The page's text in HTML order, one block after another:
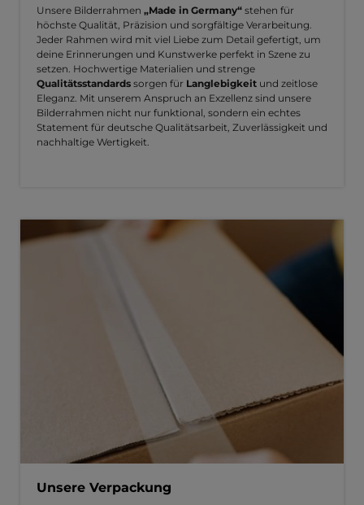
Unsere Bilderrahmen „Made in Germany“ stehen für
höchste Qualität, Präzision und sorgfältige Verarbeitung.
Jeder Rahmen wird mit viel Liebe zum Detail gefertigt, um
deine Erinnerungen und Kunstwerke perfekt in Szene zu
setzen. Hochwertige Materialien und strenge
Qualitätsstandards sorgen für Langlebigkeit und zeitlose
Eleganz. Mit unserem Anspruch an Exzellenz sind unsere
Bilderrahmen nicht nur funktional, sondern ein echtes
Statement für deutsche Qualitätsarbeit, Zuverlässigkeit und
nachhaltige Wertigkeit.
Unsere Verpackung